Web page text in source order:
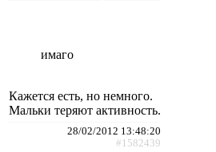
имаго
Кажется есть, но немного.
Мальки теряют активность.
28/02/2012 13:48:20
#1582439